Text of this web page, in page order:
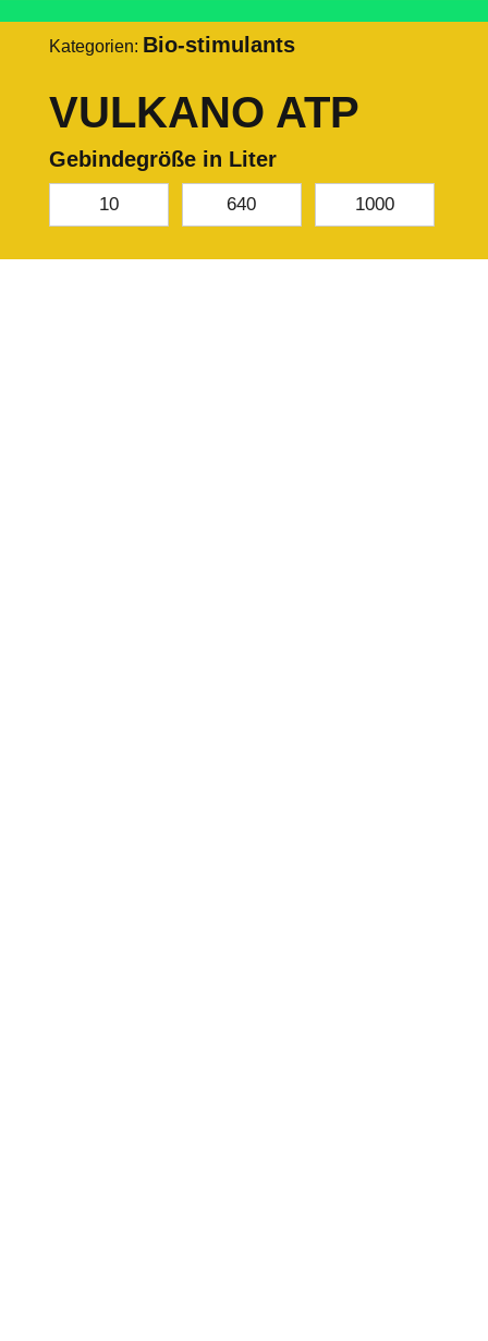
Kategorien: Bio-stimulants
VULKANO ATP
Gebindegröße in Liter
10 640 1000